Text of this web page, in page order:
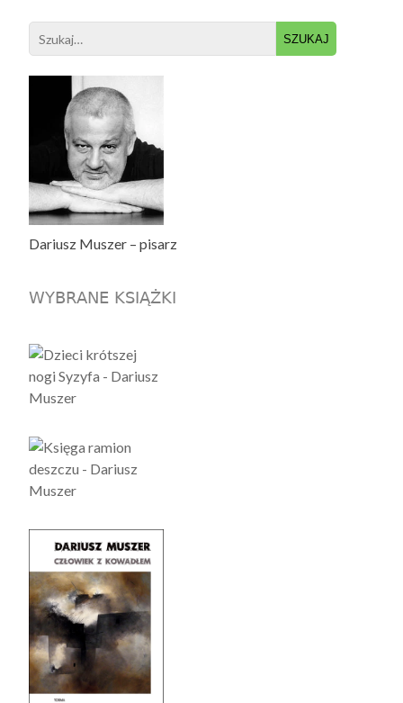
Search
for:
Dariusz Muszer – pisarz
WYBRANE KSIĄŻKI